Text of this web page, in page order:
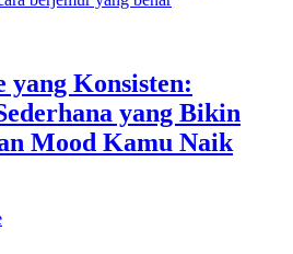
Konsisten:
yang Bikin
Mood Kamu Naik